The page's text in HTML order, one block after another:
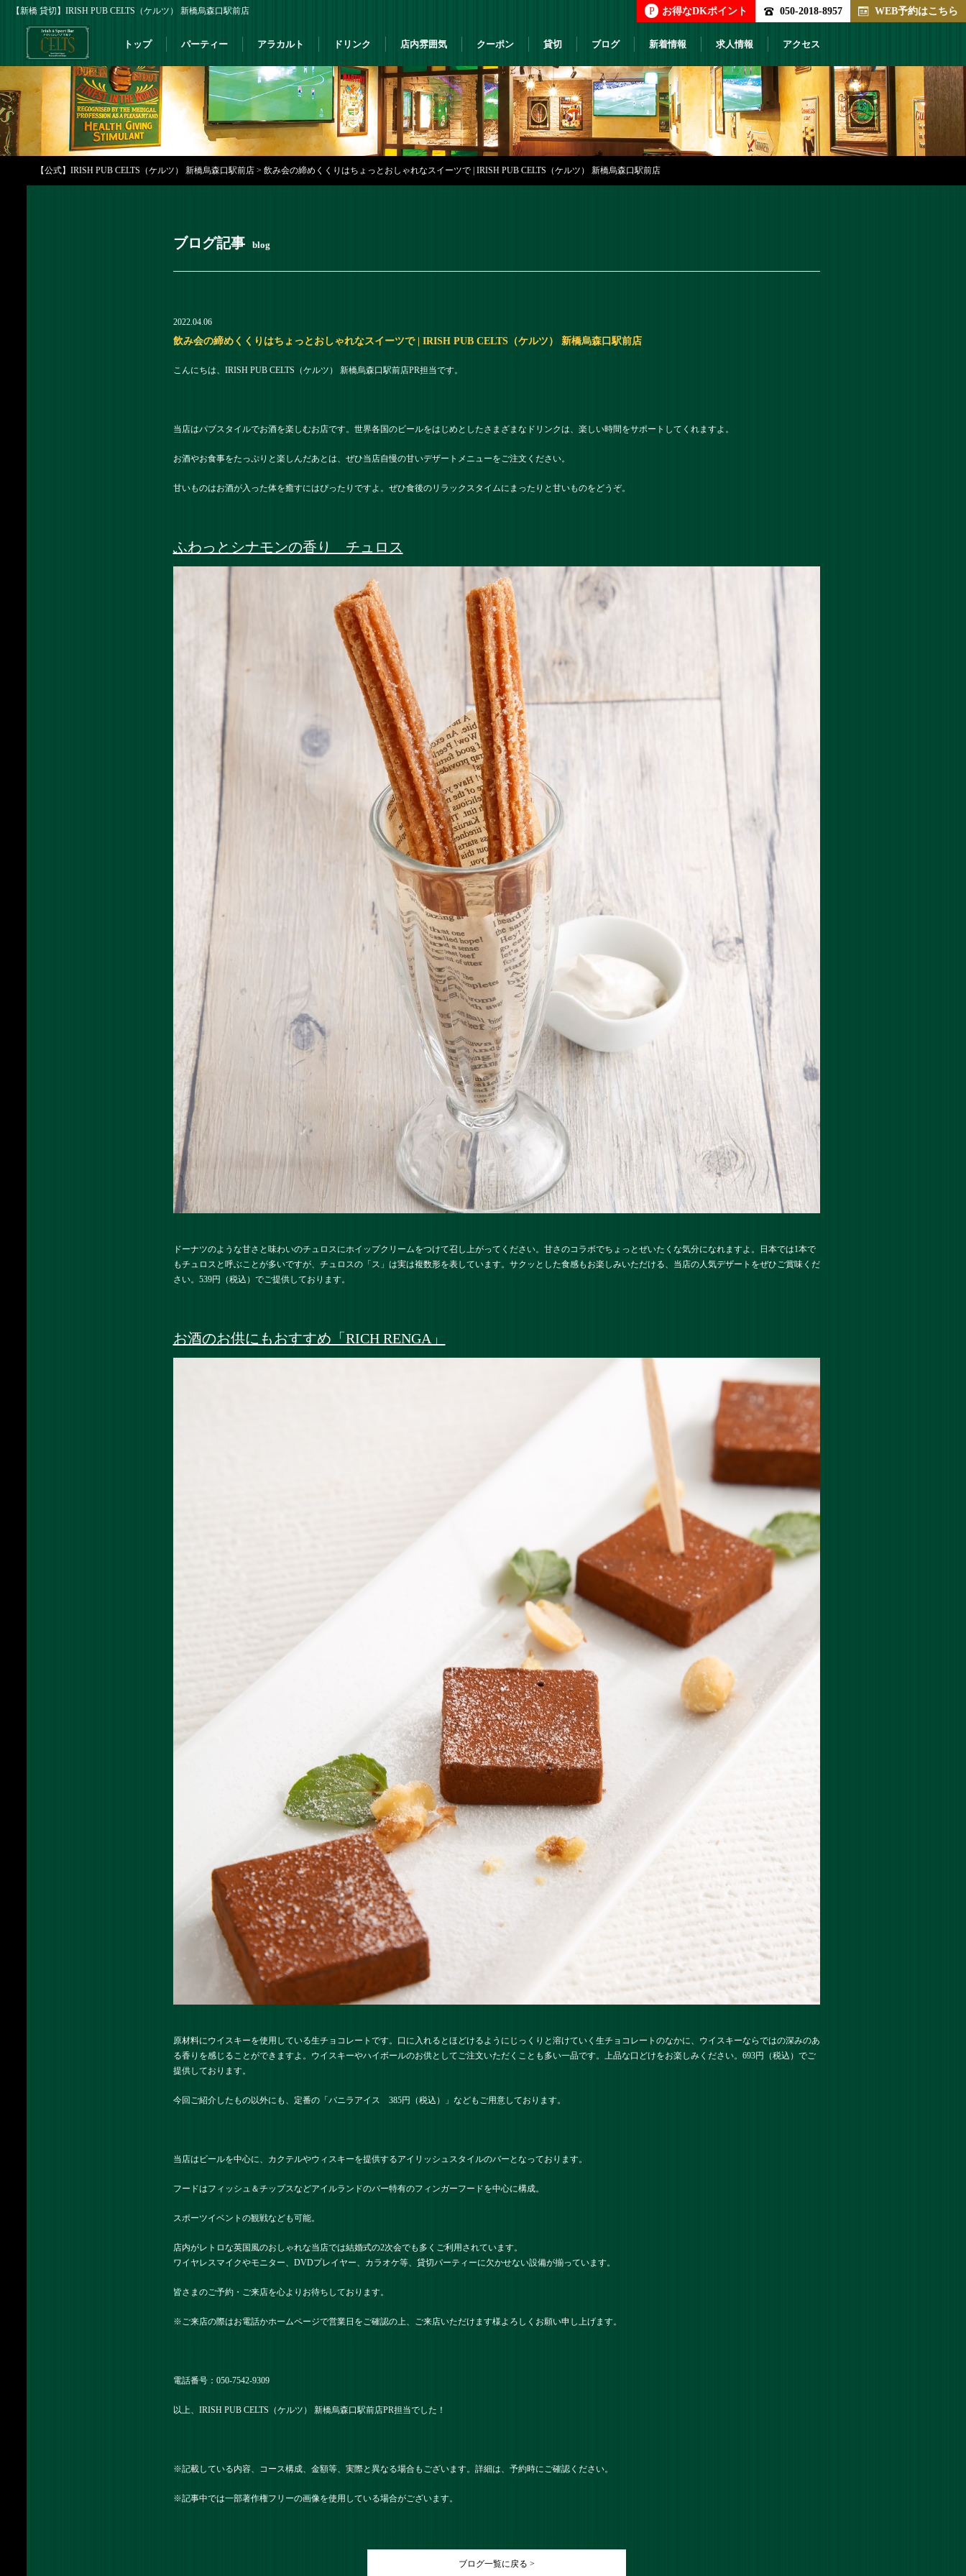
【新橋 貸切】IRISH PUB CELTS（ケルツ） 新橋烏森口駅前店 P お得なDKポイント 050-2018-8957 WEB予約はこちら
トップ パーティー アラカルト ドリンク 店内雰囲気 クーポン 貸切 ブログ 新着情報 求人情報 アクセス
【公式】IRISH PUB CELTS（ケルツ） 新橋烏森口駅前店 > 飲み会の締めくくりはちょっとおしゃれなスイーツで | IRISH PUB CELTS（ケルツ） 新橋烏森口駅前店
ブログ記事 blog
2022.04.06
飲み会の締めくくりはちょっとおしゃれなスイーツで | IRISH PUB CELTS（ケルツ） 新橋烏森口駅前店
こんにちは、IRISH PUB CELTS（ケルツ） 新橋烏森口駅前店PR担当です。
当店はパブスタイルでお酒を楽しむお店です。世界各国のビールをはじめとしたさまざまなドリンクは、楽しい時間をサポートしてくれますよ。
お酒やお食事をたっぷりと楽しんだあとは、ぜひ当店自慢の甘いデザートメニューをご注文ください。
甘いものはお酒が入った体を癒すにはぴったりですよ。ぜひ食後のリラックスタイムにまったりと甘いものをどうぞ。
ふわっとシナモンの香り チュロス
ドーナツのような甘さと味わいのチュロスにホイップクリームをつけて召し上がってください。甘さのコラボでちょっとぜいたくな気分になれますよ。日本では1本で
もチュロスと呼ぶことが多いですが、チュロスの「ス」は実は複数形を表しています。サクッとした食感もお楽しみいただける、当店の人気デザートをぜひご賞味くだ
さい。539円（税込）でご提供しております。
お酒のお供にもおすすめ「RICH RENGA」
原材料にウイスキーを使用している生チョコレートです。口に入れるとほどけるようにじっくりと溶けていく生チョコレートのなかに、ウイスキーならではの深みのあ
る香りを感じることができますよ。ウイスキーやハイボールのお供としてご注文いただくことも多い一品です。上品な口どけをお楽しみください。693円（税込）でご
提供しております。
今回ご紹介したもの以外にも、定番の「バニラアイス 385円（税込）」などもご用意しております。
当店はビールを中心に、カクテルやウィスキーを提供するアイリッシュスタイルのバーとなっております。
フードはフィッシュ＆チップスなどアイルランドのバー特有のフィンガーフードを中心に構成。
スポーツイベントの観戦なども可能。
店内がレトロな英国風のおしゃれな当店では結婚式の2次会でも多くご利用されています。
ワイヤレスマイクやモニター、DVDプレイヤー、カラオケ等、貸切パーティーに欠かせない設備が揃っています。
皆さまのご予約・ご来店を心よりお待ちしております。
※ご来店の際はお電話かホームページで営業日をご確認の上、ご来店いただけます様よろしくお願い申し上げます。
電話番号：050-7542-9309
以上、IRISH PUB CELTS（ケルツ） 新橋烏森口駅前店PR担当でした！
※記載している内容、コース構成、金額等、実際と異なる場合もございます。詳細は、予約時にご確認ください。
※記事中では一部著作権フリーの画像を使用している場合がございます。
ブログ一覧に戻る >